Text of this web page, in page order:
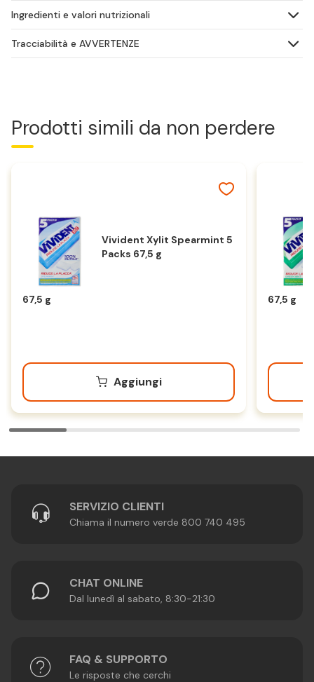
Ingredienti e valori nutrizionali
Tracciabilità e AVVERTENZE
Prodotti simili da non perdere
Vivident Xylit Spearmint 5
Packs 67,5 g
67,5 g
Aggiungi
67,5 g
SERVIZIO CLIENTI
Chiama il numero verde 800 740 495
CHAT ONLINE
Dal lunedì al sabato, 8:30-21:30
FAQ & SUPPORTO
Le risposte che cerchi